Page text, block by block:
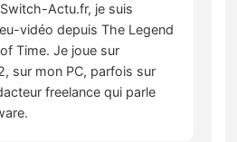
Actu.fr, je suis
vidéo depuis The Legend
Time. Je joue sur
sur mon PC, parfois sur
freelance qui parle